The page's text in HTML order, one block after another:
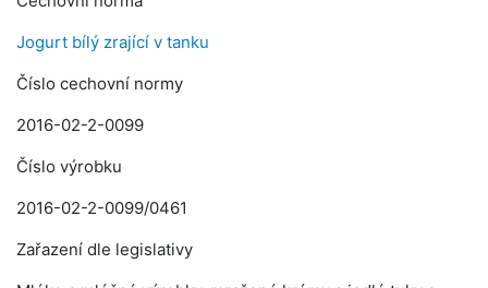
Jogurt bílý zrající v tanku
Číslo cechovní normy
2016-02-2-0099
Číslo výrobku
2016-02-2-0099/0461
Zařazení dle legislativy